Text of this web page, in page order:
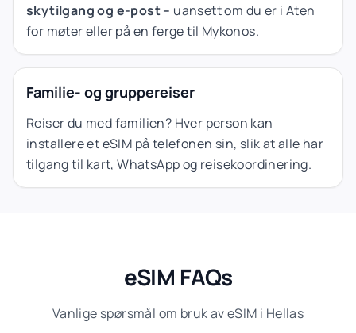
skytilgang og e-post – uansett om du er i Aten
for møter eller på en ferge til Mykonos.
Familie- og gruppereiser
Reiser du med familien? Hver person kan
installere et eSIM på telefonen sin, slik at alle har
tilgang til kart, WhatsApp og reisekoordinering.
eSIM FAQs
Vanlige spørsmål om bruk av eSIM i Hellas